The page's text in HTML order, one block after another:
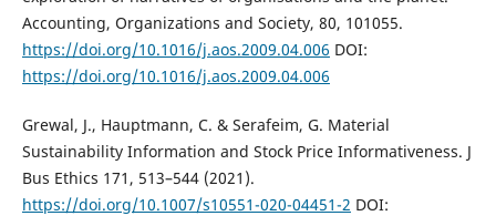
Accounting, Organizations and Society, 80, 101055.
https://doi.org/10.1016/j.aos.2009.04.006 DOI:
https://doi.org/10.1016/j.aos.2009.04.006
Grewal, J., Hauptmann, C. & Serafeim, G. Material
Sustainability Information and Stock Price Informativeness. J
Bus Ethics 171, 513–544 (2021).
https://doi.org/10.1007/s10551-020-04451-2 DOI: